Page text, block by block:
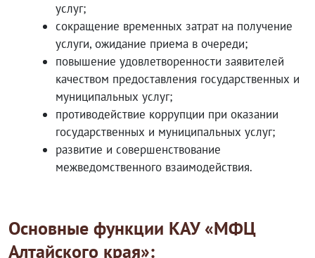
услуг;
сокращение временных затрат на получение
услуги, ожидание приема в очереди;
повышение удовлетворенности заявителей
качеством предоставления государственных и
муниципальных услуг;
противодействие коррупции при оказании
государственных и муниципальных услуг;
развитие и совершенствование
межведомственного взаимодействия.
Основные функции КАУ «МФЦ
Алтайского края»: